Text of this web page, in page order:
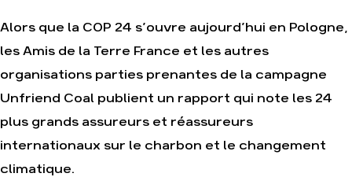
Faire un don
S'engager sur le
terrain
Agir au quotidien
campagnes
thématiques
Climat – Énergie
Surproduction
Agriculture
Alors que la COP 24 s’ouvre aujourd’hui en Pologne,
les Amis de la Terre France et les autres
organisations parties prenantes de la campagne
Unfriend Coal publient un rapport qui note les 24
plus grands assureurs et réassureurs
internationaux sur le charbon et le changement
climatique.